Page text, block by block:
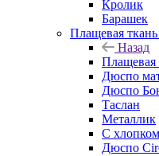
Кролик
Барашек
Плащевая ткань
Назад
Плащевая
Дюспо
Дюспо
Таслан
Металлик
С
Дюспо